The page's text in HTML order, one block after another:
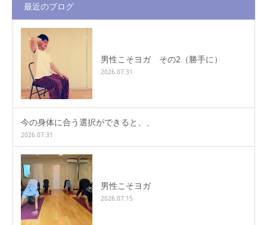
最近のブログ
男性こそヨガ その2（勝手に）
2026.07.31
今の身体に合う選択ができると、、
2026.07.31
男性こそヨガ
2026.07.15